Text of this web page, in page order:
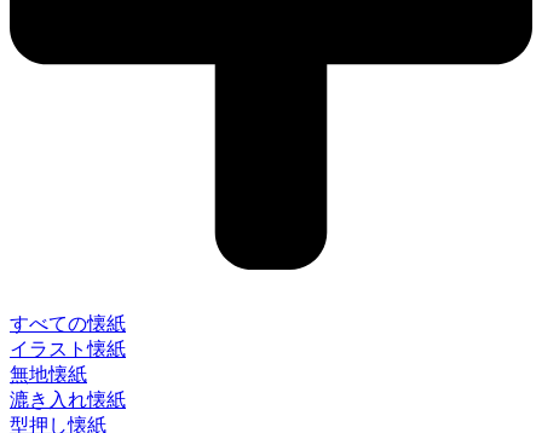
すべての懐紙
イラスト懐紙
無地懐紙
漉き入れ懐紙
型押し懐紙